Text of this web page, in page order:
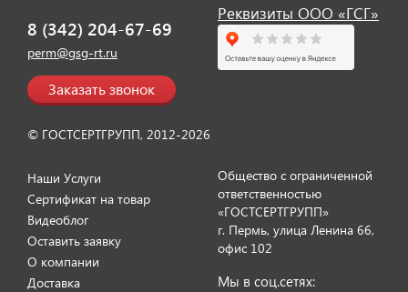
Отзыв от представителя ИП
8 (342) 204-67-69
perm@gsg-rt.ru
Заказать звонок
© ГОСТСЕРТГРУПП, 2012-2026
Реквизиты ООО «ГСГ»
Наши Услуги
Сертификат на товар
Видеоблог
Оставить заявку
О компании
Доставка
Общество с ограниченной
ответственностью
«ГОСТСЕРТГРУПП»
г. Пермь, улица Ленина 66,
офис 102
Мы в соц.сетях: